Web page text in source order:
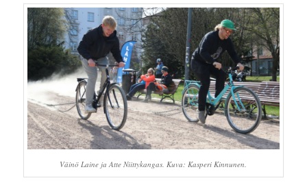
Väinö Laine ja Atte Niittykangas. Kuva: Kasperi Kinnunen.